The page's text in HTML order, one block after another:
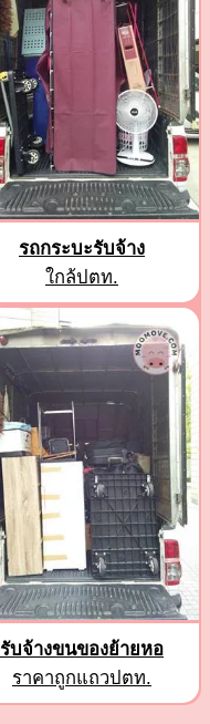
รถกระบะรับจ้าง
ใกล้ปตท.
รับจ้างขนของย้ายหอ
ราคาถูกแถวปตท.